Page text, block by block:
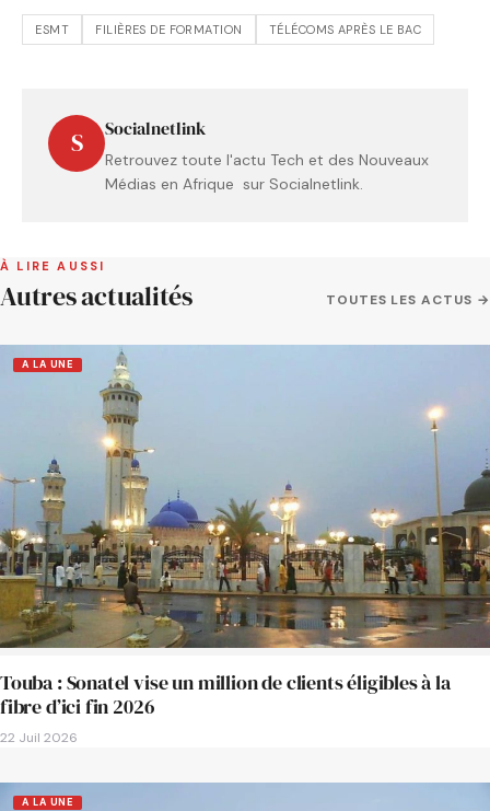
ESMT FILIÈRES DE FORMATION TÉLÉCOMS APRÈS LE BAC
S Socialnetlink
Retrouvez toute l'actu Tech et des Nouveaux
Médias en Afrique sur Socialnetlink.
À LIRE AUSSI
Autres actualités TOUTES LES ACTUS →
A LA UNE
Touba : Sonatel vise un million de clients éligibles à la
fibre d’ici fin 2026
22 Juil 2026
A LA UNE